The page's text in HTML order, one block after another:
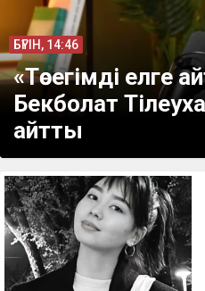
БҮГІН, 14:46
«Төсегімді елге
Бекболат
айтты